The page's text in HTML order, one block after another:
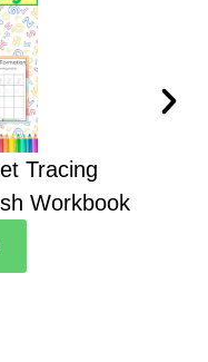
Tracing
Workbook